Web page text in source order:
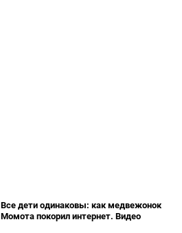
Все дети одинаковы: как медвежонок
Момота покорил интернет. Видео